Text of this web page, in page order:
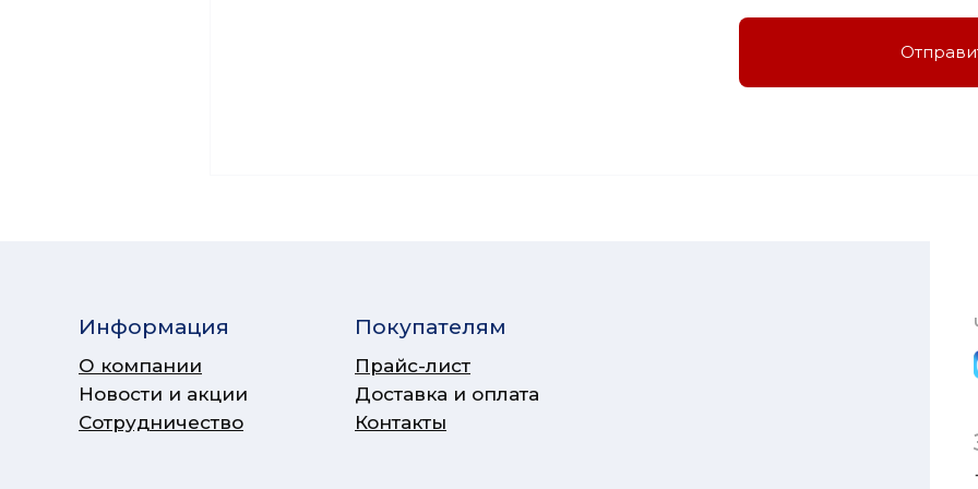
Информация
О компании
Новости и акции
Сотрудничество
Покупателям
Прайс-лист
Доставка и оплата
Контакты